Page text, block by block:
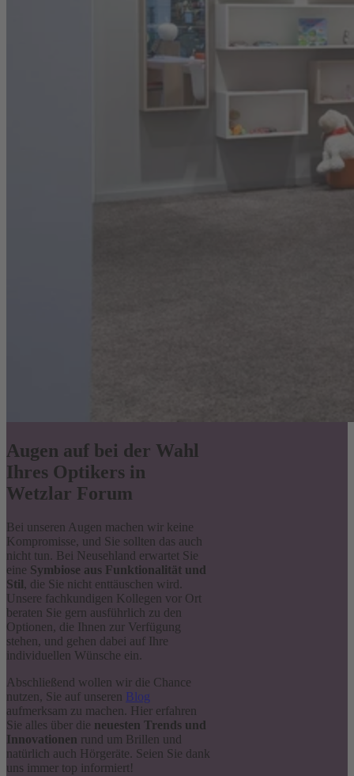
Augen auf bei der Wahl
Ihres Optikers in
Wetzlar Forum
Bei unseren Augen machen wir keine
Kompromisse, und Sie sollten das auch
nicht tun. Bei Neusehland erwartet Sie
eine Symbiose aus Funktionalität und
Stil, die Sie nicht enttäuschen wird.
Unsere fachkundigen Kollegen vor Ort
beraten Sie gern ausführlich zu den
Optionen, die Ihnen zur Verfügung
stehen, und gehen dabei auf Ihre
individuellen Wünsche ein.
Abschließend wollen wir die Chance
nutzen, Sie auf unseren Blog
aufmerksam zu machen. Hier erfahren
Sie alles über die neuesten Trends und
Innovationen rund um Brillen und
natürlich auch Hörgeräte. Seien Sie dank
uns immer top informiert!